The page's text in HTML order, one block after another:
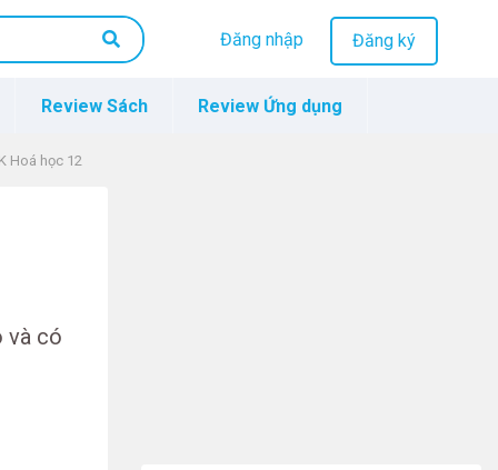
Đăng nhập Đăng ký
Review Sách Review Ứng dụng
Hoá học 12
và có